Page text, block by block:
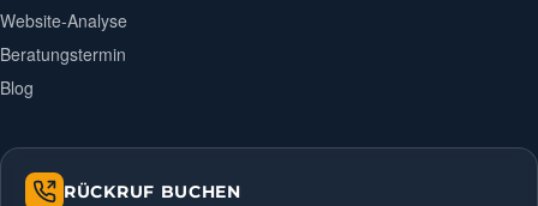
Website-Analyse
Beratungstermin
Blog
RÜCKRUF BUCHEN